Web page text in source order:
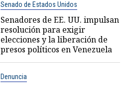
Senado de Estados Unidos
Senadores de EE. UU. impulsan
resolución para exigir
elecciones y la liberación de
presos políticos en Venezuela
Denuncia